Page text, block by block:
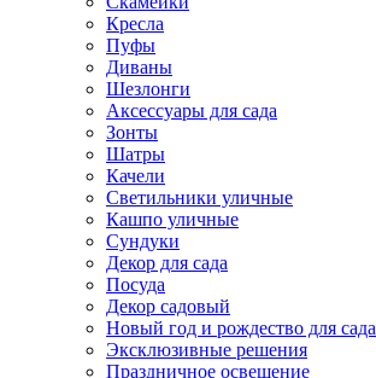
Кресла
Пуфы
Диваны
Шезлонги
Аксессуары для сада
Зонты
Шатры
Качели
Cветильники уличные
Кашпо уличные
Сундуки
Декор для сада
Посуда
Декор садовый
Новый год и рождество для сада
Эксклюзивные решения
Праздничное освещение